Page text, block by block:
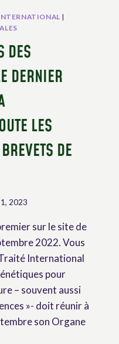
|
DES
DERNIER
LES
DE
2023
sur le site de
2022. Vous
International
pour
– souvent aussi
»- doit réunir à
son Organe